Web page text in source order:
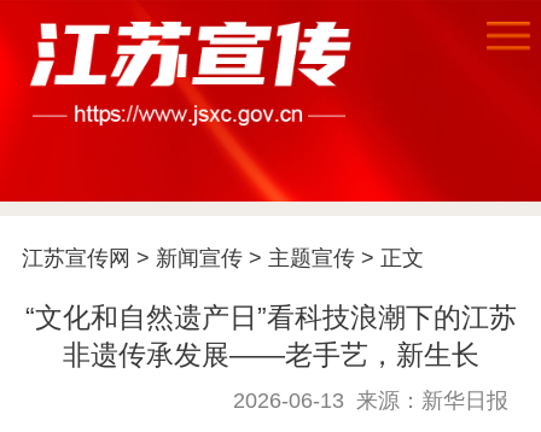
首页
江苏宣传网 > 新闻宣传> 主题宣传> 正文
“文化和自然遗产日”看科技浪潮下的江苏
非遗传承发展——老手艺，新生长
2026-06-13 来源：新华日报